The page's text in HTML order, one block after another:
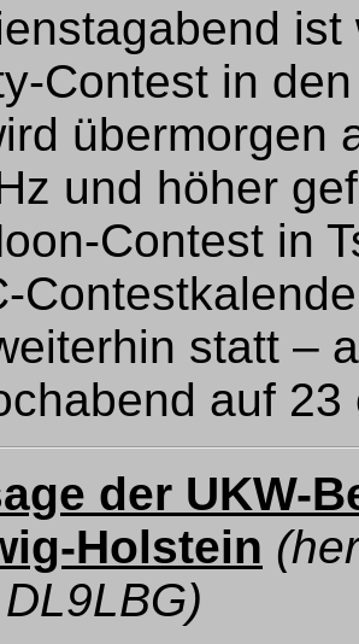
Contest in
übermorgen
und höher
Contest in
statt –
auf 23
der UKW-
Holstein